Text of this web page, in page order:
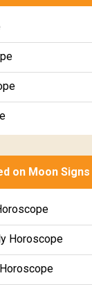
on Moon Signs
Horoscope